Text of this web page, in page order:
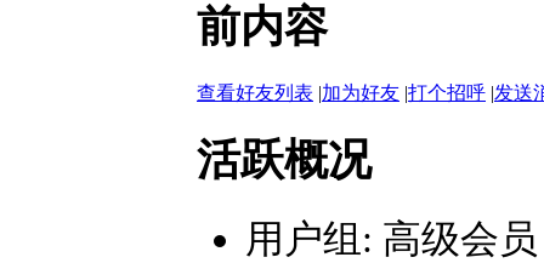
前内容
查看好友列表 |加为好友 |打个招呼 |发送
活跃概况
用户组: 高级会员